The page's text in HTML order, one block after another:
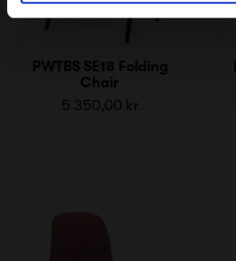
PWTBS SE18 Folding
Chair
5 350,00 kr